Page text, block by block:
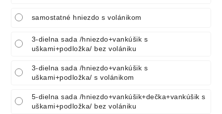
samostatné hniezdo s volánikom
3-dielna sada /hniezdo+vankúšik s
uškami+podložka/ bez volániku
3-dielna sada /hniezdo+vankúšik s
uškami+podložka/ s volánikom
5-dielna sada /hniezdo+vankúšik+dečka+vankúšik s
uškami+podložka/ bez volániku